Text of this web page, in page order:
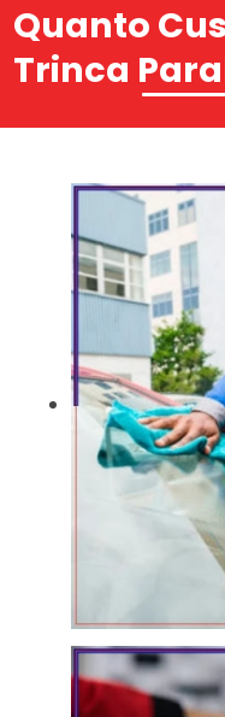
Quanto
Trinca